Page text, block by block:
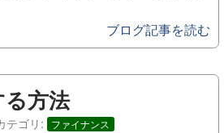
ブログ記事を読む
方法
テゴリ: ファイナンス